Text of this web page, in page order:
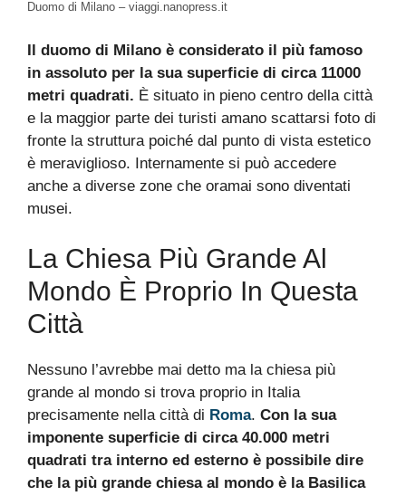
Duomo di Milano – viaggi.nanopress.it
Il duomo di Milano è considerato il più famoso
in assoluto per la sua superficie di circa 11000
metri quadrati. È situato in pieno centro della città
e la maggior parte dei turisti amano scattarsi foto di
fronte la struttura poiché dal punto di vista estetico
è meraviglioso. Internamente si può accedere
anche a diverse zone che oramai sono diventati
musei.
La Chiesa Più Grande Al
Mondo È Proprio In Questa
Città
Nessuno l’avrebbe mai detto ma la chiesa più
grande al mondo si trova proprio in Italia
precisamente nella città di Roma. Con la sua
imponente superficie di circa 40.000 metri
quadrati tra interno ed esterno è possibile dire
che la più grande chiesa al mondo è la Basilica